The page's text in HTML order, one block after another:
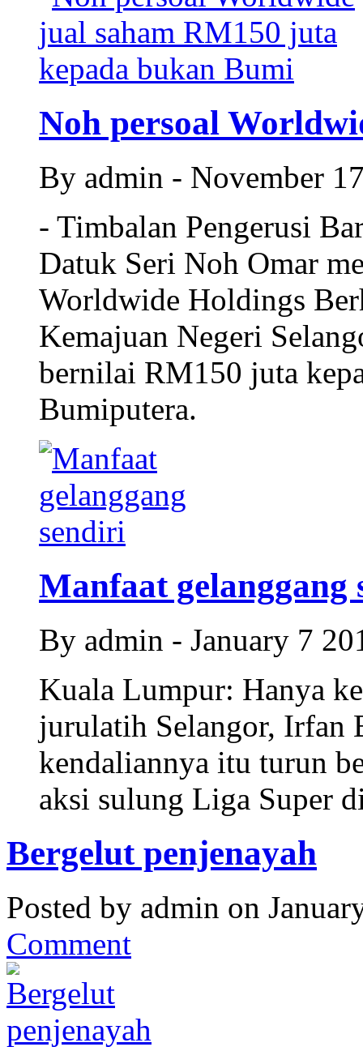
Noh persoal
By admin - November
- Timbalan Pengerusi
Datuk Seri Noh Omar
Worldwide Holdings
Kemajuan Negeri
bernilai RM150 juta
Bumiputera.
Manfaat gelanggang
By admin - January 7
Kuala Lumpur: Hanya
jurulatih Selangor, Irfan
kendaliannya itu turun
aksi sulung Liga Super
Bergelut penjenayah
Posted by admin on
Comment